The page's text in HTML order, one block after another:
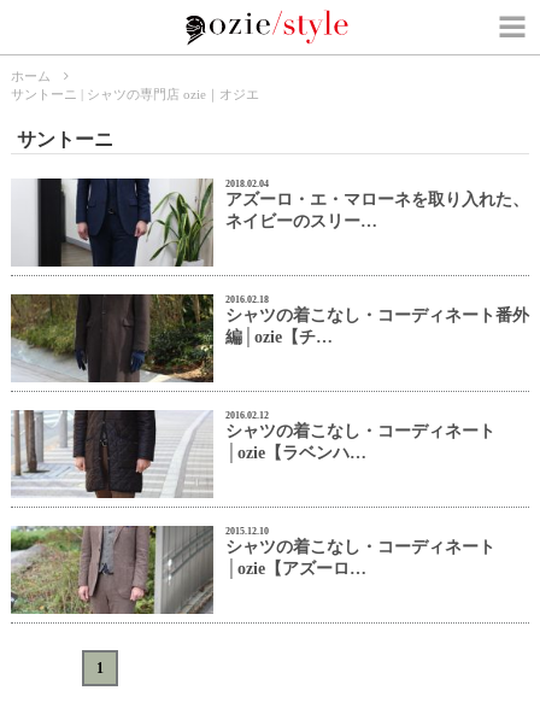
ホーム
サントーニ | シャツの専門店 ozie｜オジエ
サントーニ
2018.02.04
アズーロ・エ・マローネを取り入れた、
ネイビーのスリー…
2016.02.18
シャツの着こなし・コーディネート番外
編│ozie【チ…
2016.02.12
シャツの着こなし・コーディネート
│ozie【ラベンハ…
2015.12.10
シャツの着こなし・コーディネート
│ozie【アズーロ…
1